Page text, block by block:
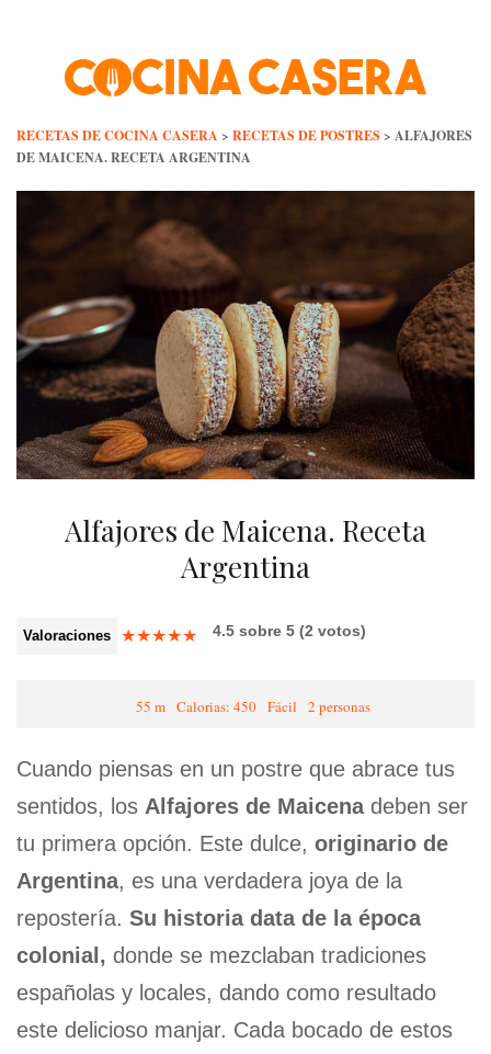
RECETAS DE COCINA CASERA > RECETAS DE POSTRES > ALFAJORES
DE MAICENA. RECETA ARGENTINA
Alfajores de Maicena. Receta
Argentina
Valoraciones ★★★★★ 4.5 sobre 5 (2 votos)
55 m Calorias: 450 Fácil 2 personas
Cuando piensas en un postre que abrace tus
sentidos, los Alfajores de Maicenadeben ser
tu primera opción. Este dulce, originario de
Argentina, es una verdadera joya de la
repostería. Su historia data de la época
colonial, donde se mezclaban tradiciones
españolas y locales, dando como resultado
este delicioso manjar. Cada bocado de estos